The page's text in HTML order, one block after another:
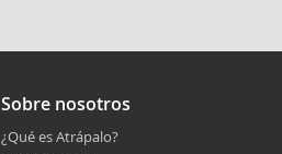
Sobre nosotros
¿Qué es Atrápalo?